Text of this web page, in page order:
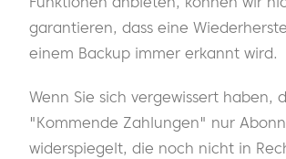
garantieren, dass eine
einem Backup immer erkannt wird.
Wenn Sie sich vergewissert haben,
"Kommende Zahlungen" nur
widerspiegelt, die noch nicht in